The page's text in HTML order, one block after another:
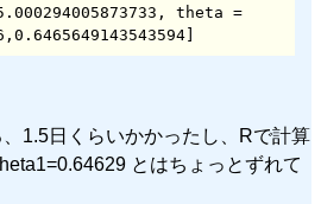
theta =
1.5日くらいかかったし、Rで計算
とはちょっとずれて